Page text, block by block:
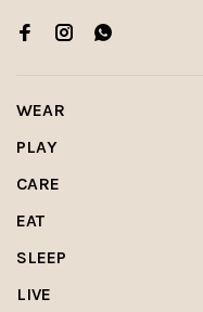
WEAR
PLAY
CARE
EAT
SLEEP
LIVE